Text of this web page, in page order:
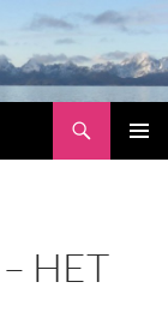
HET